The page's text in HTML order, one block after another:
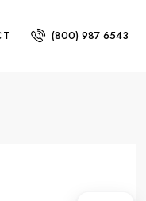
(800) 987 6543